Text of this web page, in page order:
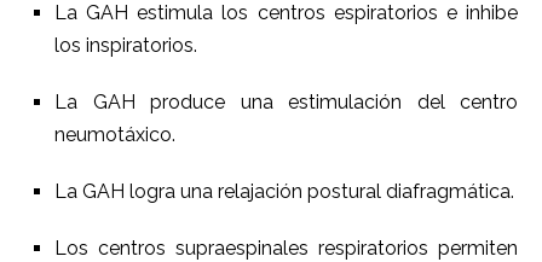
La GAH estimula los centros espiratorios e inhibe
los inspiratorios.
La GAH produce una estimulación del centro
neumotáxico.
La GAH logra una relajación postural diafragmática.
Los centros supraespinales respiratorios permiten